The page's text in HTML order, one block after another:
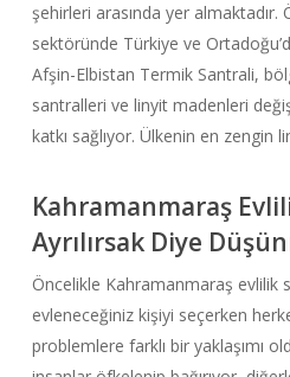
şehirleri arasında yer almaktadır.
sektöründe Türkiye ve
Afşin-Elbistan Termik Santrali,
santralleri ve linyit madenleri
katkı sağlıyor. Ülkenin en zengin
Kahramanmaraş
Ayrılırsak Diye
Öncelikle Kahramanmaraş evlilik
evleneceğiniz kişiyi seçerken
problemlere farklı bir yaklaşımı